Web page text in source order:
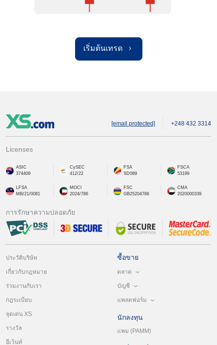
เริ่มต้นเทรด
[email protected] +248 432 3314
Licenses
ASIC
374409
CySEC
412/22
FSA
SD089
FSCA
53199
LFSA
MB/21/0081
MOCI
2024/786
FSC
GB25204786
CMA
2020000339
การรักษาความปลอดภัย
ประวัติบริษัท
เกี่ยวกับกฎหมาย
ร่วมงานกับเรา
กฎระเบียบ
จุดเด่น XS
รางวัล
อีเว้นท์
ซื้อขาย
ตลาด
บัญชี
แพลตฟอร์ม
นักลงทุน
แพม (PAMM)